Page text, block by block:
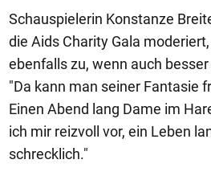
Schauspielerin Konstanze
die Aids Charity Gala
ebenfalls zu, wenn auch
"Da kann man seiner Fantasie
Einen Abend lang Dame im
ich mir reizvoll vor, ein Leben
schrecklich."